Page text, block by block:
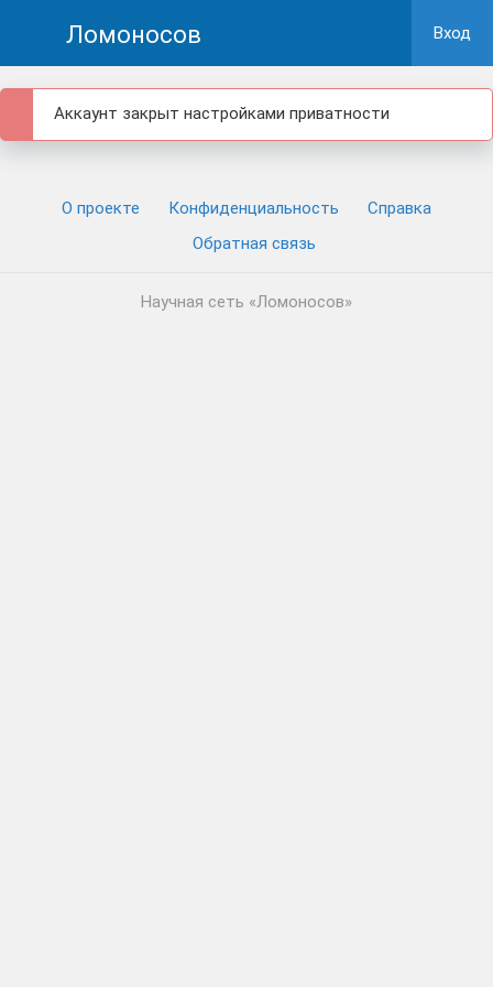
Ломоносов Вход
Аккаунт закрыт настройками приватности
О проекте Конфиденциальность
Cправка
Обратная связь
Научная сеть «Ломоносов»